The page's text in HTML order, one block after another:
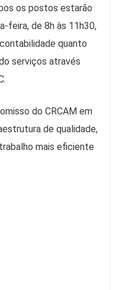
os postos estarão
feira, de 8h às 11h30,
quanto
serviços através
do CRCAM em
de qualidade,
mais eficiente